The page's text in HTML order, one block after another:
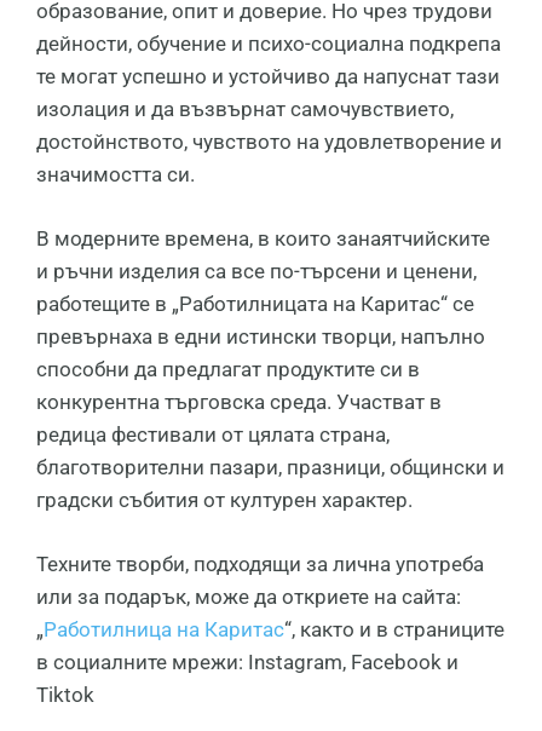
образование, опит и доверие. Но чрез трудови
дейности, обучение и психо-социална подкрепа
те могат успешно и устойчиво да напуснат тази
изолация и да възвърнат самочувствието,
достойнството, чувството на удовлетворение и
значимостта си.
В модерните времена, в които занаятчийските
и ръчни изделия са все по-търсени и ценени,
работещите в „Работилницата на Каритас“ се
превърнаха в едни истински творци, напълно
способни да предлагат продуктите си в
конкурентна търговска среда. Участват в
редица фестивали от цялата страна,
благотворителни пазари, празници, общински и
градски събития от културен характер.
Техните творби, подходящи за лична употреба
или за подарък, може да откриете на сайта:
„Работилница на Каритас“, както и в страниците
в социалните мрежи: Instagram, Facebook и
Tiktok